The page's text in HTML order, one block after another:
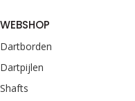
WEBSHOP
Dartborden
Dartpijlen
Shafts